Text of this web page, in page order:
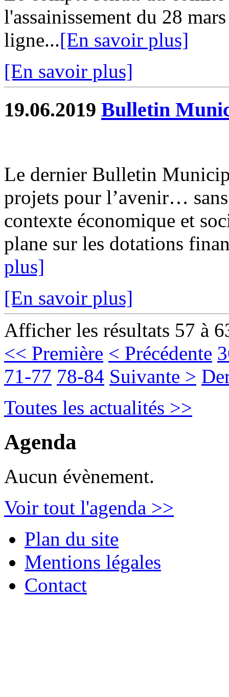
l'assainissement du 28
ligne...[En savoir plus]
[En savoir plus]
19.06.2019 Bulletin
Le dernier Bulletin
projets pour l’avenir…
contexte économique et
plane sur les dotations
plus]
[En savoir plus]
Afficher les résultats 57 à
<< Première < Précédente
71-77 78-84 Suivante >
Toutes les actualités >>
Agenda
Aucun évènement.
Voir tout l'agenda >>
Plan du site
Mentions légales
Contact